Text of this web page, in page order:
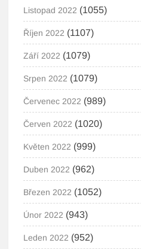
Listopad 2022 (1055)
Říjen 2022 (1107)
Září 2022 (1079)
Srpen 2022 (1079)
Červenec 2022 (989)
Červen 2022 (1020)
Květen 2022 (999)
Duben 2022 (962)
Březen 2022 (1052)
Únor 2022 (943)
Leden 2022 (952)